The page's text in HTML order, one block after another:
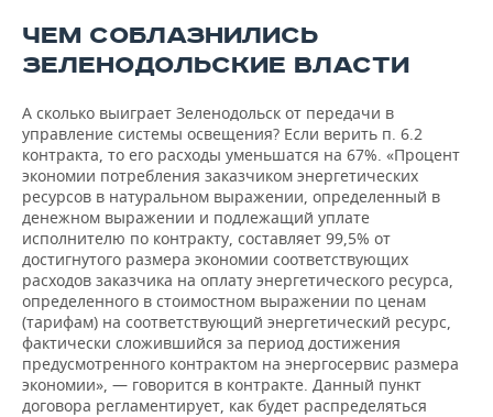
ЧЕМ СОБЛАЗНИЛИСЬ
ЗЕЛЕНОДОЛЬСКИЕ ВЛАСТИ
А сколько выиграет Зеленодольск от передачи в
управление системы освещения? Если верить п. 6.2
контракта, то его расходы уменьшатся на 67%. «Процент
экономии потребления заказчиком энергетических
ресурсов в натуральном выражении, определенный в
денежном выражении и подлежащий уплате
исполнителю по контракту, составляет 99,5% от
достигнутого размера экономии соответствующих
расходов заказчика на оплату энергетического ресурса,
определенного в стоимостном выражении по ценам
(тарифам) на соответствующий энергетический ресурс,
фактически сложившийся за период достижения
предусмотренного контрактом на энергосервис размера
экономии», — говорится в контракте. Данный пункт
договора регламентирует, как будет распределяться